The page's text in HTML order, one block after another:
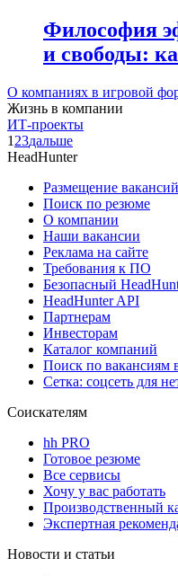
Философия
и свободы:
О компаниях в игровой
Жизнь в компании
ИТ-проекты
1 23дальше
HeadHunter
Размещение вакансий
Поиск по резюме
О компании
Наши вакансии
Реклама на сайте
Требования к ПО
Безопасный
HeadHunter API
Партнерам
Инвесторам
Каталог компаний
Поиск по вакансиям
Сетка: соцсеть для
Соискателям
hh PRO
Готовое резюме
Все сервисы
Хочу у вас работать
Производственный
Экспертная
Новости и статьи